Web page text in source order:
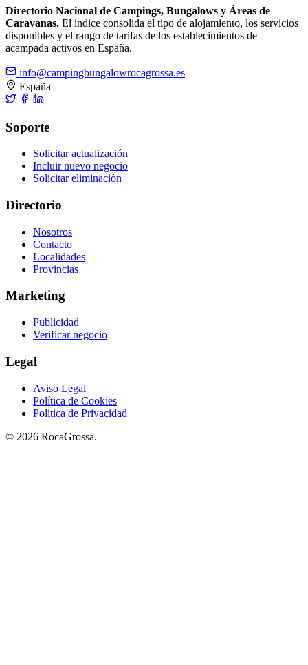
Directorio Nacional de Campings, Bungalows y Áreas de
Caravanas. El índice consolida el tipo de alojamiento, los servicios
disponibles y el rango de tarifas de los establecimientos de
acampada activos en España.
info@campingbungalowrocagrossa.es
España
Soporte
Solicitar actualización
Incluir nuevo negocio
Solicitar eliminación
Directorio
Nosotros
Contacto
Localidades
Provincias
Marketing
Publicidad
Verificar negocio
Legal
Aviso Legal
Política de Cookies
Política de Privacidad
© 2026 RocaGrossa.